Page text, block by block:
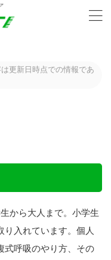
更新日時点での情報であ
から大人まで。小学生
り入れています。個人
式呼吸のやり方、その